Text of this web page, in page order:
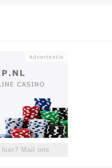
Mail ons